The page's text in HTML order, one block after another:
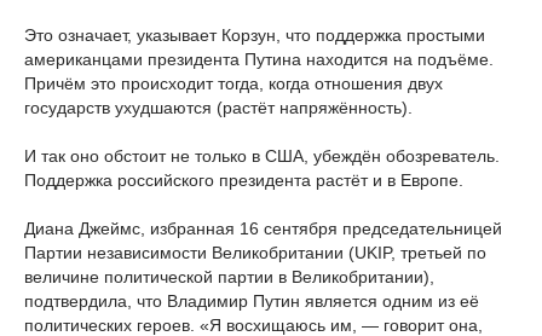
Это означает, указывает Корзун, что поддержка простыми
американцами президента Путина находится на подъёме.
Причём это происходит тогда, когда отношения двух
государств ухудшаются (растёт напряжённость).
И так оно обстоит не только в США, убеждён обозреватель.
Поддержка российского президента растёт и в Европе.
Диана Джеймс, избранная 16 сентября председательницей
Партии независимости Великобритании (UKIP, третьей по
величине политической партии в Великобритании),
подтвердила, что Владимир Путин является одним из её
политических героев. «Я восхищаюсь им, — говорит она,